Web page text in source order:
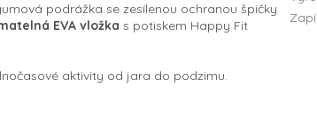
podrážka se zesílenou ochranou špičky
EVA vložka s potiskem Happy Fit
aktivity od jara do podzimu.